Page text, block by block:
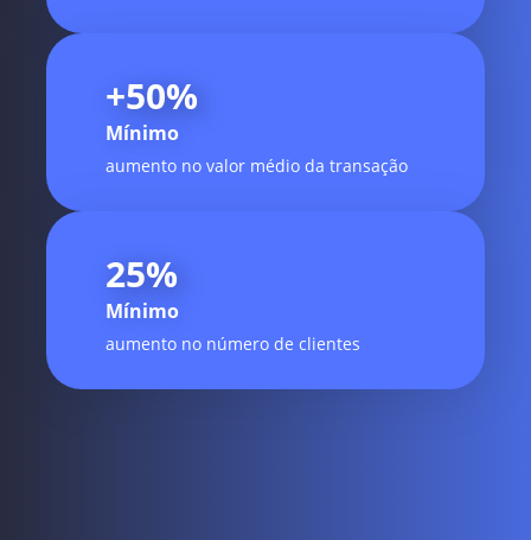
+50%
Mínimo
aumento no valor médio da transação
25%
Mínimo
aumento no número de clientes